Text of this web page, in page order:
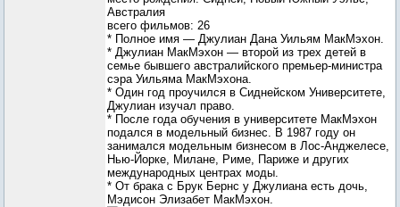
Австралия
всего фильмов: 26
* Полное имя — Джулиан Дана Уильям МакМэхон.
* Джулиан МакМэхон — второй из трех детей в
семье бывшего австралийского премьер-министра
сэра Уильяма МакМэхона.
* Один год проучился в Сиднейском Университете,
Джулиан изучал право.
* После года обучения в университете МакМэхон
подался в модельный бизнес. В 1987 году он
занимался модельным бизнесом в Лос-Анджелесе,
Нью-Йорке, Милане, Риме, Париже и других
международных центрах моды.
* От брака с Брук Бернс у Джулиана есть дочь,
Мэдисон Элизабет МакМэхон.